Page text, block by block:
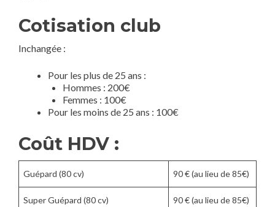
Cotisation club
Inchangée :
Pour les plus de 25 ans :
Hommes : 200€
Femmes : 100€
Pour les moins de 25 ans : 100€
Coût HDV :
Guépard (80 cv) 90 € (au lieu de 85€)
Super Guépard (80 cv) 90 € (au lieu de 85€)